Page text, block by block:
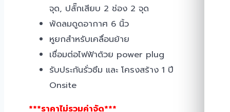
จุด, ปลั๊กเสียบ 2 ช่อง 2 จุด
พัดลมดูดอากาศ 6 นิ้ว
หูยกสำหรับเคลื่อนย้าย
เชื่อมต่อไฟฟ้าด้วย power plug
รับประกันรั่วซึม และ โครงสร้าง 1 ปี
Onsite
***ราคาไม่รวมค่าจัด***